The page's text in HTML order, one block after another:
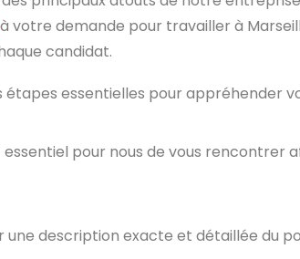
à votre demande pour travailler à
candidat.
essentielles pour appréhender
pour nous de vous
une description exacte et détaillée du